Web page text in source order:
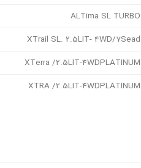
ALTima SL TURBO
XTrail SL. 2.5LIT- 4WD/7Sead
XTerra /2.5LIT-4WDPLATINUM
XTRA /2.5LIT-4WDPLATINUM